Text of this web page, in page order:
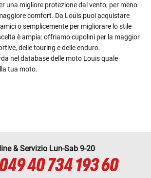
una migliore protezione dal vento, per meno
comfort. Da Louis puoi acquistare
o semplicemente per migliorare lo stile
è ampia: offriamo cupolini per la maggior
delle touring e delle enduro.
nel database delle moto Louis quale
tua moto.
& Servizio Lun-Sab 9-20
40 734 193 60